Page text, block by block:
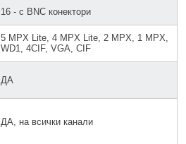
16 - с BNC конектори
5 MPX Lite, 4 MPX Lite, 2 MPX, 1 MPX,
WD1, 4CIF, VGA, CIF
ДА
ДА, на всички канали